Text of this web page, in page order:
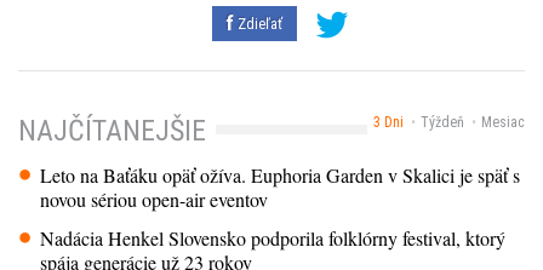
Zdieľať
3 Dni Týždeň Mesiac
NAJČÍTANEJŠIE
Leto na Baťáku opäť ožíva. Euphoria Garden v Skalici je späť s
novou sériou open-air eventov
Nadácia Henkel Slovensko podporila folklórny festival, ktorý
spája generácie už 23 rokov